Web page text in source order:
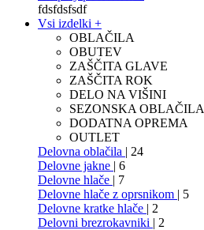
fdsfdsfsdf
Vsi izdelki +
OBLAČILA
OBUTEV
ZAŠČITA GLAVE
ZAŠČITA ROK
DELO NA VIŠINI
SEZONSKA OBLAČILA
DODATNA OPREMA
OUTLET
Delovna oblačila | 24
Delovne jakne | 6
Delovne hlače | 7
Delovne hlače z oprsnikom | 5
Delovne kratke hlače | 2
Delovni brezrokavniki | 2